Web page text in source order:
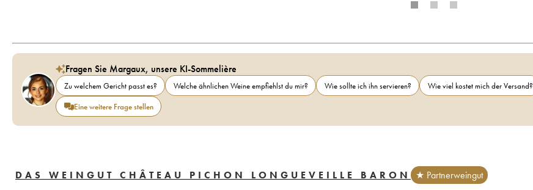
Fragen Sie Margaux, unsere KI-Sommelière
Zu welchem Gericht passt es? Welche ähnlichen Weine empfiehlst du mir? Wie sollte ich ihn servieren?
Wie viel kostet mich der Versand?
Eine weitere Frage stellen
DAS WEINGUT CHÂTEAU PICHON LONGUEVEILLE BARON
★ Partnerweingut